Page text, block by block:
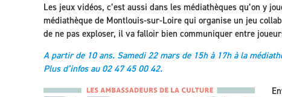
Les jeux vidéos, c’est aussi dans les médiathèques qu’on y
médiathèque de Montlouis-sur-Loire qui organise un jeu
de ne pas exploser, il va falloir bien communiquer entre
A partir de 10 ans. Samedi 22 mars de 15h à 17h à la
Plus d’infos au 02 47 45 00 42.